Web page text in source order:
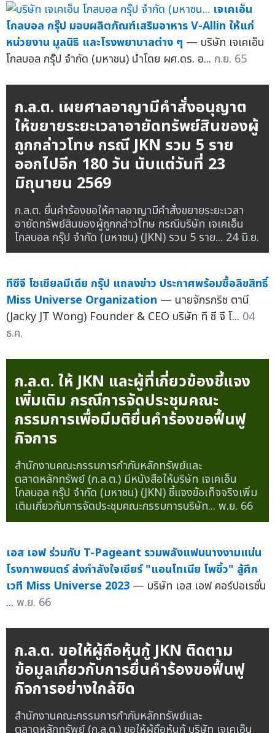
เจเคเอ็น
โกลบอล กรุ๊ป มอบผลิตภัณฑ์เสริมอาหาร V-Allin ให้แก่
หน่วยงาน มูลนิธิ และโรงพยาบาลต่าง ๆ — บริษัท เจเคเอ็น
โกลบอล กรุ๊ป จำกัด (มหาชน) นำโดย ผศ.ดร. อ... ก.ย. 65
ก.ล.ต. เผยศาลอาญามีคำสั่งอนุญาต
ให้ขยายระยะเวลาอายัดทรัพย์สินของผู้
ถูกกล่าวโทษ กรณี JKN รวม 5 ราย
ออกไปอีก 180 วัน นับแต่วันที่ 23
มิถุนายน 2569
ก.ล.ต. ยื่นคำร้องขอให้ศาลอาญามีคำสั่งขยายระยะเวลา
อายัดทรัพย์สินของผู้ถูกกล่าวโทษ กรณีบริษัท เจเคเอ็น
โกลบอล กรุ๊ป จำกัด (มหาชน) (JKN) รวม 5 ราย... 24 มิ.ย.
ทีซีจี โซเชียลมีเดีย กรุ๊ป แถลงข่าว ประกาศพร้อมซื้อลิขสิทธิ์
Miss Universe Organization — นายจักรกริช ตานี
(Jacky JT Wong) Founder & CEO บริษัท ที ซี จี โ... 04
ธ.ค.
ก.ล.ต. ให้ JKN และผู้ที่เกี่ยวข้องชี้แจง
เพิ่มเติม กรณีการจัดประชุมคณะ
กรรมการเพื่อมีมติยื่นคำร้องขอฟื้นฟู
กิจการ
สำนักงานคณะกรรมการกำกับหลักทรัพย์และ
ตลาดหลักทรัพย์ (ก.ล.ต.) มีหนังสือให้บริษัท เจเคเอ็น
โกลบอล กรุ๊ป จำกัด (มหาชน) (JKN) ชี้แจงข้อเท็จจริงเพิ่ม
เติมเกี่ยวกับการจัดประชุมคณะกรรมการบริษัท... พ.ย. 66
เอส เอฟ ร่วมกับ T-Pageant รวมพลังแฟนนางงามแน่น
โรงภาพยนตร์ ส่งกำลังใจเชียร์ "แอนโทเนีย โพซิ้ว" สู้ศึก
เวที Miss Universe 2023 — บริษัท เอส เอฟ คอร์ปอเรชั่น
... พ.ย. 66
ก.ล.ต. ขอให้ผู้ถือหุ้นกู้ JKN ติดตาม
ข้อมูลเกี่ยวกับการยื่นคำร้องขอฟื้นฟู
กิจการอย่างใกล้ชิด
สำนักงานคณะกรรมการกำกับหลักทรัพย์และ
ตลาดหลักทรัพย์ (ก.ล.ต.) ขอให้ผู้ถือหุ้นกู้ บริษัท เจเคเอ็น